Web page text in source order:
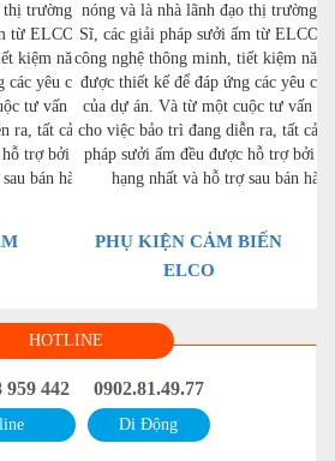
thị trường ở Thụy
từ ELCO kết hợp
kiệm năng lượng
các yêu cầu riêng
tư vấn ban đầu
ra, tất cả các giải
hỗ trợ bởi dịch vụ
bán hàng.
nóng và là nhà lãnh đạo thị trường
Sĩ, các giải pháp sưởi ấm từ ELCO
công nghệ thông minh, tiết kiệm
được thiết kế để đáp ứng các yêu
của dự án. Và từ một cuộc tư vấn
cho việc bảo trì đang diễn ra, tất cả
pháp sưởi ấm đều được hỗ trợ bởi
hạng nhất và hỗ trợ sau bán
PHỤ KIỆN CẢM BIẾN
ELCO
HOTLINE
959 442 0902.81.49.77
Di Động